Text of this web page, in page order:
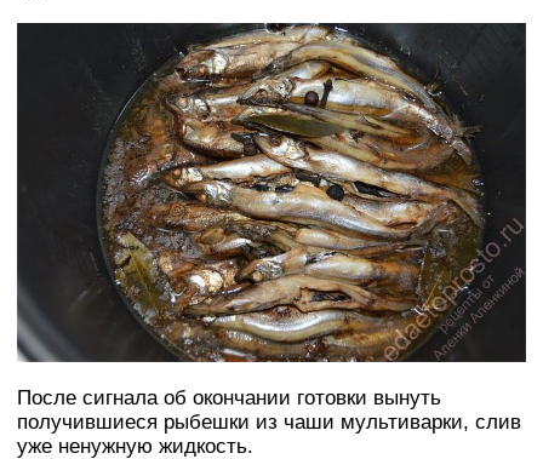
После сигнала об окончании готовки вынуть
получившиеся рыбешки из чаши мультиварки, слив
уже ненужную жидкость.